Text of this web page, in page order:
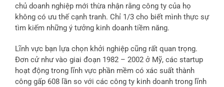
chủ doanh nghiệp mới thừa nhận rằng công ty của họ
không có ưu thế cạnh tranh. Chỉ 1/3 cho biết mình thực sự
tìm kiếm những ý tưởng kinh doanh tiềm năng.
Lĩnh vực bạn lựa chọn khởi nghiệp cũng rất quan trọng.
Đơn cử như vào giai đoạn 1982 – 2002 ở Mỹ, các startup
hoạt động trong lĩnh vực phần mềm có xác suất thành
công gấp 608 lần so với các công ty kinh doanh trong lĩnh